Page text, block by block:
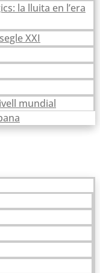
la lluita en l’era
XXI
mundial